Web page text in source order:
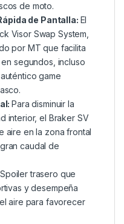
de moto.
de Pantalla: El
Visor Swap System,
por MT que facilita
segundos, incluso
game
Para disminuir la
interior, el Braker SV
aire en la zona frontal
caudal de
Spoiler trasero que
y desempeña
aire para favorecer